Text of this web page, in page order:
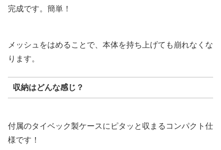
完成です。簡単！
メッシュをはめることで、本体を持ち上げても崩れなくな
ります。
収納はどんな感じ？
付属のタイベック製ケースにピタッと収まるコンパクト仕
様です！